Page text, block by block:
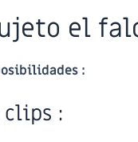
el
:
clips :